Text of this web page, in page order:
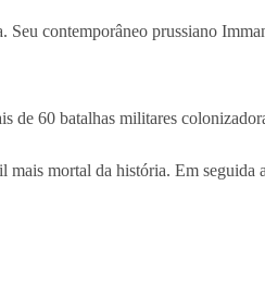
contemporâneo prussiano
de 60 batalhas militares
mortal da história. Em seguida